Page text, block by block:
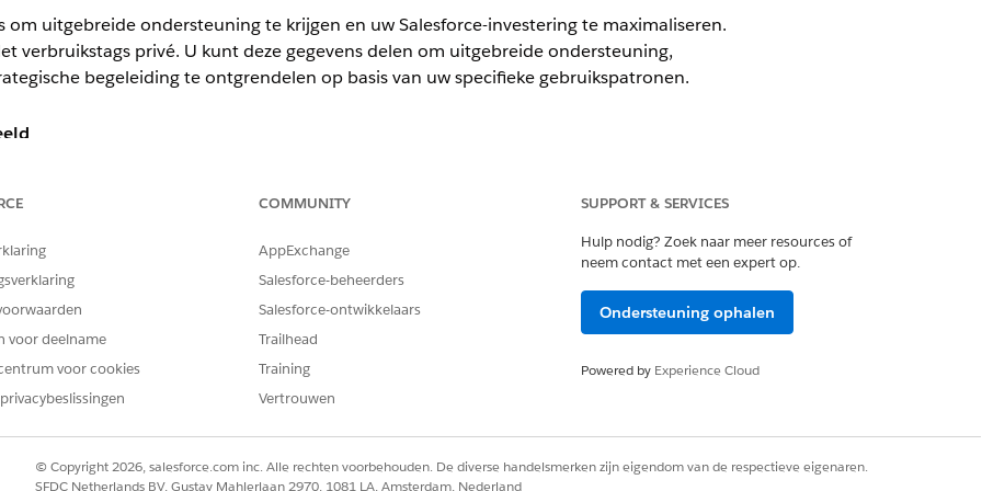
om uitgebreide ondersteuning te krijgen en uw Salesforce-investering te maximaliseren.
verbruikstags privé. U kunt deze gegevens delen om uitgebreide ondersteuning,
begeleiding te ontgrendelen op basis van uw specifieke gebruikspatronen.
aangepaste tags.
voor meer informatie over de velden die worden gedeeld (Resource-ID of
ID of Api-naam, Rootresourcetags).
ontgrendelt uitgebreide ondersteuning om u te helpen:
zoals bottlenecks of onderbenutting, voordat ze van invloed zijn op uw activiteiten.
te optimaliseren op basis van uw specifieke gebruikstrends.
voor deelname
voor cookies
COMMUNITY
AppExchange
Salesforce-beheerders
Salesforce-ontwikkelaars
Trailhead
Training
Vertrouwen
SUPPORT & SERVICES
Hulp nodig? Zoek naar meer resources of
neem contact met een expert op.
Ondersteuning ophalen
Powered by Experience Cloud
© Copyright 2026, salesforce.com inc. Alle rechten voorbehouden. De diverse handelsmerken zijn eigendom van de respectieve eigenaren.
SFDC Netherlands BV, Gustav Mahlerlaan 2970, 1081 LA, Amsterdam, Nederland